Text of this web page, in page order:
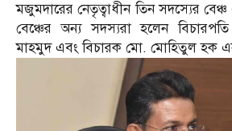
মজুমদারের নেতৃত্বাধীন তিন সদস্যের
বেঞ্চের অন্য সদস্যরা হলেন
মাহমুদ এবং বিচারক মো. মোহিতুল হক